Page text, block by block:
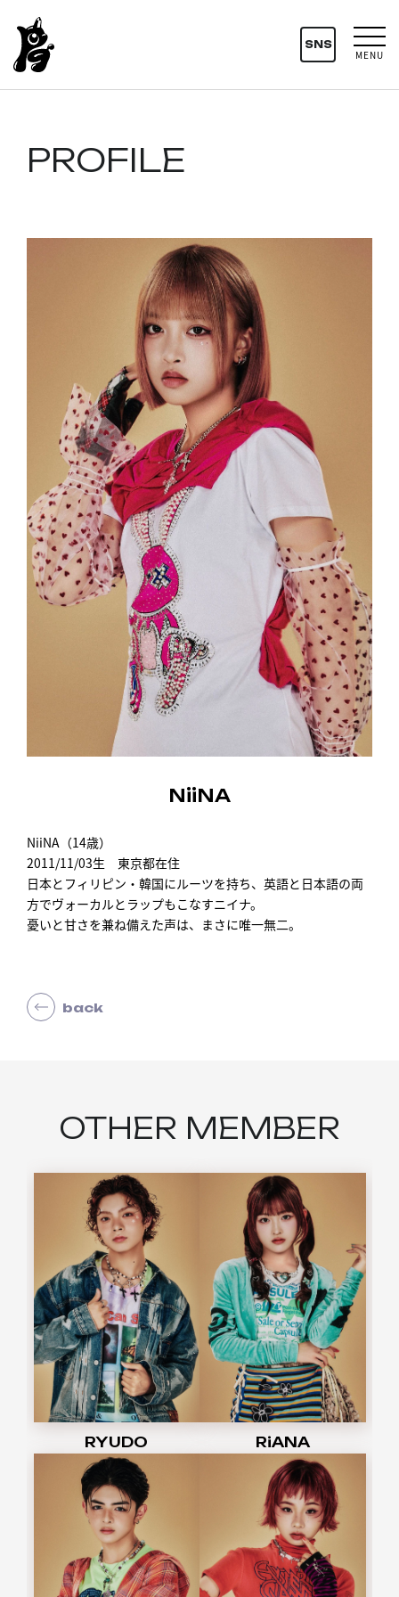
MENU
SNS
PROFILE
NiiNA
NiiNA（14歳）
2011/11/03生 東京都在住
日本とフィリピン・韓国にルーツを持ち、英語と日本語の両
方でヴォーカルとラップもこなすニイナ。
憂いと甘さを兼ね備えた声は、まさに唯一無二。
back
OTHER MEMBER
RYUDO RiANA